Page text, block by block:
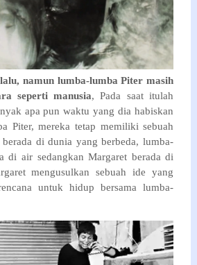
namun lumba-lumba Piter masih
seperti manusia, Pada saat itulah
apa pun waktu yang dia habiskan
Piter, mereka tetap memiliki sebuah
berada di dunia yang berbeda, lumba-
di air sedangkan Margaret berada di
mengusulkan sebuah ide yang
untuk hidup bersama lumba-